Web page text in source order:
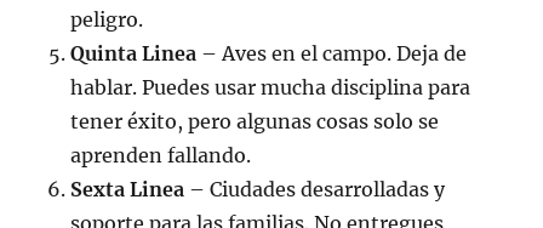
peligro.
Quinta Linea – Aves en el campo. Deja de
hablar. Puedes usar mucha disciplina para
tener éxito, pero algunas cosas solo se
aprenden fallando.
Sexta Linea – Ciudades desarrolladas y